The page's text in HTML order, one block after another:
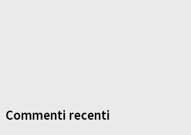
Commenti recenti